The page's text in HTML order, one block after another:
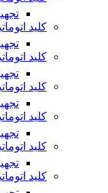
کلید
کلید
کلید
کلید
کلید
کلید